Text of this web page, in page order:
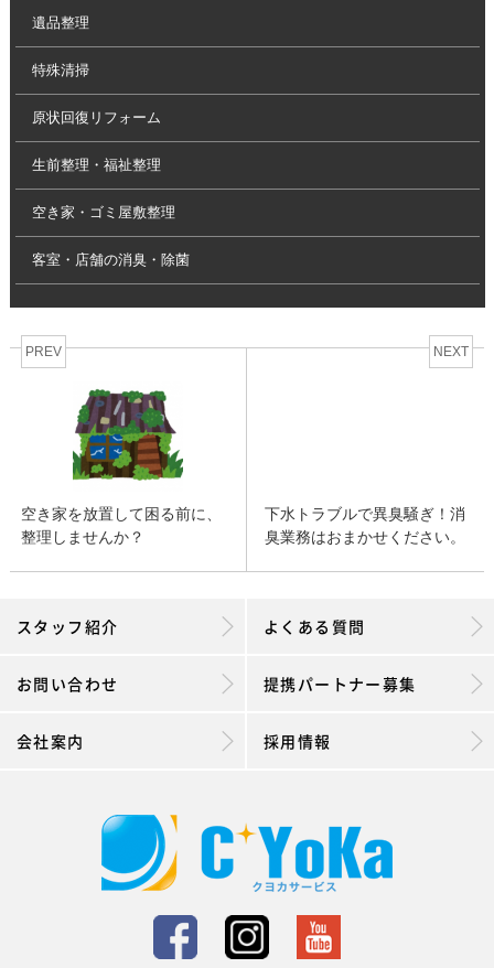
遺品整理
特殊清掃
原状回復リフォーム
生前整理・福祉整理
空き家・ゴミ屋敷整理
客室・店舗の消臭・除菌
PREV
空き家を放置して困る前に、
整理しませんか？
NEXT
下水トラブルで異臭騒ぎ！消
臭業務はおまかせください。
スタッフ紹介 よくある質問
お問い合わせ 提携パートナー募集
会社案内 採用情報